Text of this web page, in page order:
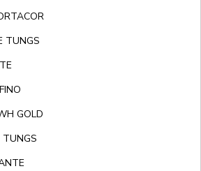
TUNGS
GOLD
TUNGS